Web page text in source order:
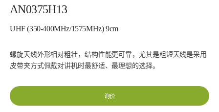
AN0375H13
UHF (350-400MHz/1575MHz) 9cm
螺旋天线外形相对粗壮，结构性能更可靠，尤其是粗短天线是采用
皮带夹方式佩戴对讲机时最舒适、最理想的选择。
询价